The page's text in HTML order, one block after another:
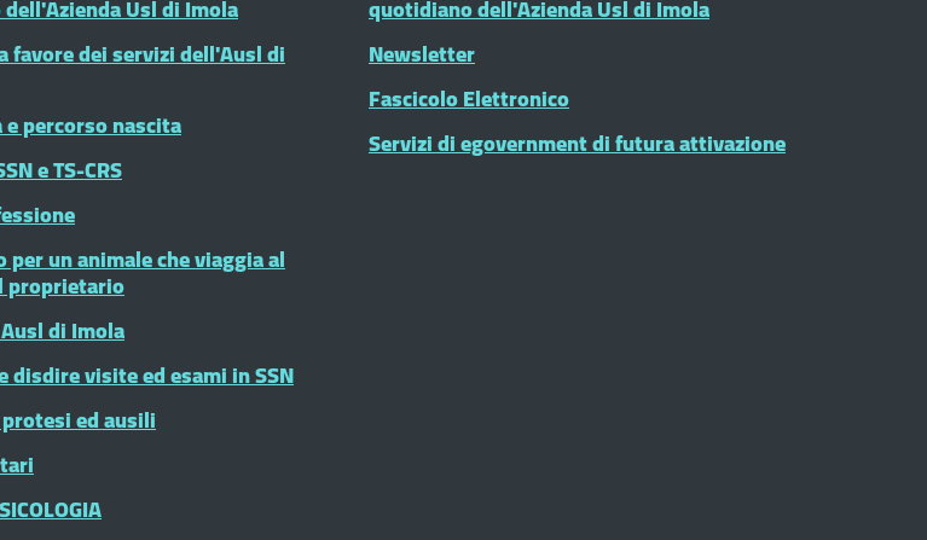
Usl di Imola
favore dei servizi dell'Ausl di
e percorso nascita
e TS-CRS
per un animale che viaggia al
proprietario
di Imola
disdire visite ed esami in SSN
ed ausili
quotidiano dell'Azienda Usl di Imola
Newsletter
Fascicolo Elettronico
Servizi di egovernment di futura attivazione